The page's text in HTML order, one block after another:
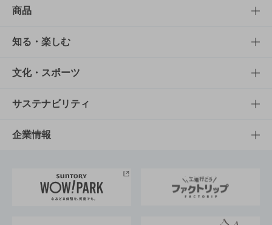
商品
商品TOP
商品一覧
商品発売情報
栄養成分一覧
知る・楽しむ
知る・楽しむTOP
キャンペーン
工場見学
地域情報
文化・スポーツ
文化・スポーツTOP
サントリーホール
サントリーサンバーズ大阪
サステナビリティ
サステナビリティTOP
サントリーが考えるサステナビリティ経営
企業情報
企業概要